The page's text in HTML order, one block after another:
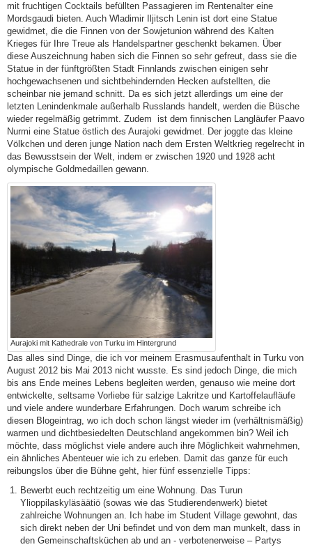
mit fruchtigen Cocktails befüllten Passagieren im Rentenalter eine
Mordsgaudi bieten. Auch Wladimir Iljitsch Lenin ist dort eine Statue
gewidmet, die die Finnen von der Sowjetunion während des Kalten
Krieges für Ihre Treue als Handelspartner geschenkt bekamen. Über
diese Auszeichnung haben sich die Finnen so sehr gefreut, dass sie die
Statue in der fünftgrößten Stadt Finnlands zwischen einigen sehr
hochgewachsenen und sichtbehindernden Hecken aufstellten, die
scheinbar nie jemand schnitt. Da es sich jetzt allerdings um eine der
letzten Lenindenkmale außerhalb Russlands handelt, werden die Büsche
wieder regelmäßig getrimmt. Zudem ist dem finnischen Langläufer Paavo
Nurmi eine Statue östlich des Aurajoki gewidmet. Der joggte das kleine
Völkchen und deren junge Nation nach dem Ersten Weltkrieg regelrecht in
das Bewusstsein der Welt, indem er zwischen 1920 und 1928 acht
olympische Goldmedaillen gewann.
Aurajoki mit Kathedrale von Turku im Hintergrund
Das alles sind Dinge, die ich vor meinem Erasmusaufenthalt in Turku von
August 2012 bis Mai 2013 nicht wusste. Es sind jedoch Dinge, die mich
bis ans Ende meines Lebens begleiten werden, genauso wie meine dort
entwickelte, seltsame Vorliebe für salzige Lakritze und Kartoffelaufläufe
und viele andere wunderbare Erfahrungen. Doch warum schreibe ich
diesen Blogeintrag, wo ich doch schon längst wieder im (verhältnismäßig)
warmen und dichtbesiedelten Deutschland angekommen bin? Weil ich
möchte, dass möglichst viele andere auch ihre Möglichkeit wahrnehmen,
ein ähnliches Abenteuer wie ich zu erleben. Damit das ganze für euch
reibungslos über die Bühne geht, hier fünf essenzielle Tipps:
Bewerbt euch rechtzeitig um eine Wohnung. Das Turun
Ylioppilaskyläsäätiö (sowas wie das Studierendenwerk) bietet
zahlreiche Wohnungen an. Ich habe im Student Village gewohnt, das
sich direkt neben der Uni befindet und von dem man munkelt, dass in
den Gemeinschaftsküchen ab und an - verbotenerweise – Partys